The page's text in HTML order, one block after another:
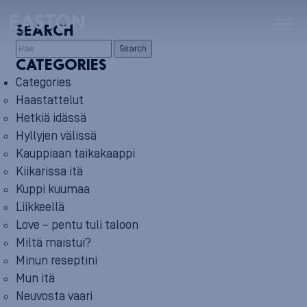
SEARCH
Search
CATEGORIES
Categories
Haastattelut
Hetkiä idässä
Hyllyjen välissä
Kauppiaan taikakaappi
Kiikarissa itä
Kuppi kuumaa
Liikkeellä
Love – pentu tuli taloon
Miltä maistui?
Minun reseptini
Mun itä
Neuvosta vaari